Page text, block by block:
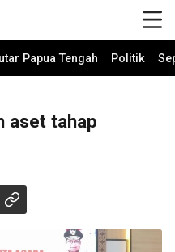
Papua Tengah Politik
aset tahap